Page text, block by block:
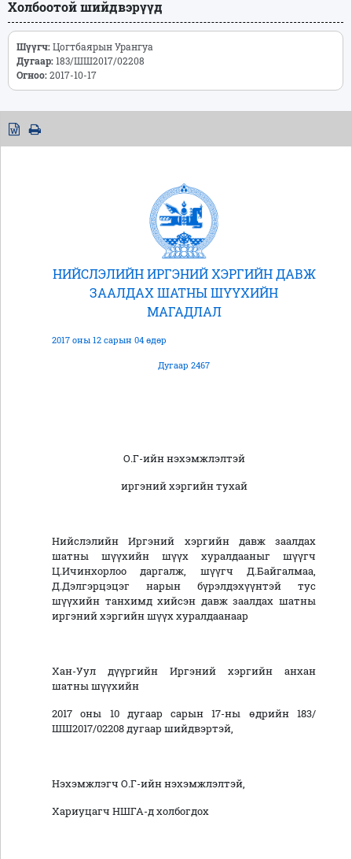
Холбоотой шийдвэрүүд
Шүүгч:Цогтбаярын Урангуа
Дугаар:183/ШШ2017/02208
Огноо:2017-10-17
НИЙСЛЭЛИЙН ИРГЭНИЙ ХЭРГИЙН ДАВЖ
ЗААЛДАХ ШАТНЫ ШҮҮХИЙН
МАГАДЛАЛ
2017 оны 12 сарын 04 өдөр
Дугаар 2467
О.Г-ийн нэхэмжлэлтэй
иргэний хэргийн тухай
Нийслэлийн Иргэний хэргийн давж заалдах
шатны шүүхийн шүүх хуралдааныг шүүгч
Ц.Ичинхорлоо даргалж, шүүгч Д.Байгалмаа,
Д.Дэлгэрцэцэг нарын бүрэлдэхүүнтэй тус
шүүхийн танхимд хийсэн давж заалдах шатны
иргэний хэргийн шүүх хуралдаанаар
Хан-Уул дүүргийн Иргэний хэргийн анхан
шатны шүүхийн
2017 оны 10 дугаар сарын 17-ны өдрийн 183/
ШШ2017/02208 дугаар шийдвэртэй,
Нэхэмжлэгч О.Г-ийн нэхэмжлэлтэй,
Хариуцагч НШГА-д холбогдох